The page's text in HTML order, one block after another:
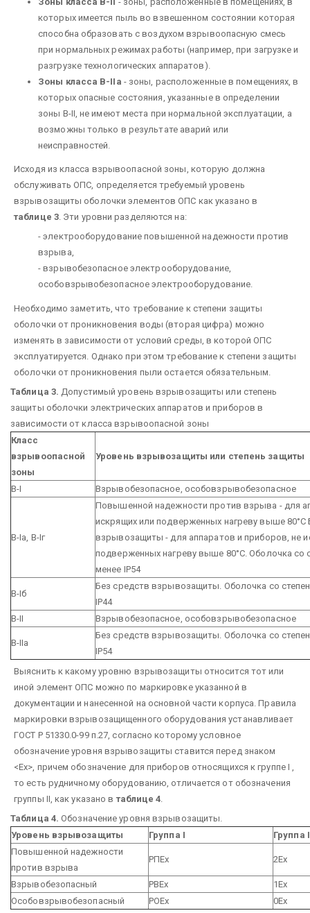
которых имеется пыль во взвешенном состоянии которая
способна образовать с воздухом взрывоопасную смесь
при нормальных режимах работы (например, при загрузке и
разгрузке технологических аппаратов).
Зоны класса В-IIа - зоны, расположенные в помещениях, в
которых опасные состояния, указанные в определении
зоны В-II, не имеют места при нормальной эксплуатации, а
возможны только в результате аварий или
неисправностей.
Исходя из класса взрывоопасной зоны, которую должна
обслуживать ОПС, определяется требуемый уровень
взрывозащиты оболочки элементов ОПС как указано в
таблице 3. Эти уровни разделяются на:
- электрооборудование повышенной надежности против
взрыва,
- взрывобезопасное электрооборудование,
особовзрывобезопасное электрооборудование.
Необходимо заметить, что требование к степени защиты
оболочки от проникновения воды (вторая цифра) можно
изменять в зависимости от условий среды, в которой ОПС
эксплуатируется. Однако при этом требование к степени защиты
оболочки от проникновения пыли остается обязательным.
Таблица 3. Допустимый уровень взрывозащиты или степень
защиты оболочки электрических аппаратов и приборов в
зависимости от класса взрывоопасной зоны
Класс
взрывоопасной
зоны
Уровень взрывозащиты или степень защиты
В-I Взрывобезопасное, особовзрывобезопасное
В-Iа, В-Iг
Повышенной надежности против взрыва - для
искрящих или подверженных нагреву выше 80°С
взрывозащиты - для аппаратов и приборов, не
подверженных нагреву выше 80°С. Оболочка со
менее IР54
В-Iб
Без средств взрывозащиты. Оболочка со
IР44
В-II
Взрывобезопасное, особовзрывобезопасное
В-IIа
Без средств взрывозащиты. Оболочка со
IР54
Выяснить к какому уровню взрывозащиты относится тот или
иной элемент ОПС можно по маркировке указанной в
документации и нанесенной на основной части корпуса. Правила
маркировки взрывозащищенного оборудования устанавливает
ГОСТ Р 51330.0-99 п.27, согласно которому условное
обозначение уровня взрывозащиты ставится перед знаком
<Ex>, причем обозначение для приборов относящихся к группе I ,
то есть рудничному оборудованию, отличается от обозначения
группы II, как указано втаблице 4
Таблица 4.Обозначение уровня взрывозащиты.
Уровень взрывозащиты
Группа I Группа
Повышенной надежности
против взрыва
РПEx 2Ex
Взрывобезопасный РВEx
1Ex
Особовзрывобезопасный
РОEx
0Ex